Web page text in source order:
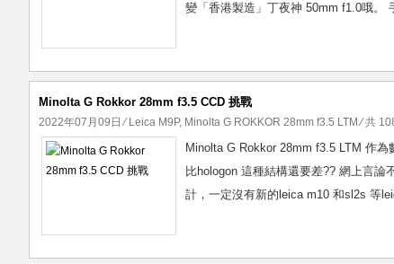
變「香港製造」丁夜神 50mm f1.0哦。
Minolta G Rokkor 28mm f3.5 CCD 挑戰
2022年07月09日 ⁄ Leica M9P, Minolta G ROKKOR 28mm f3.5 LTM ⁄ 共
Minolta G Rokkor 28mm f3.5 LTM 作
比hologon 這種結構還要差?? 網上言
計，一定沒有新的leica m10 和sl2s 等